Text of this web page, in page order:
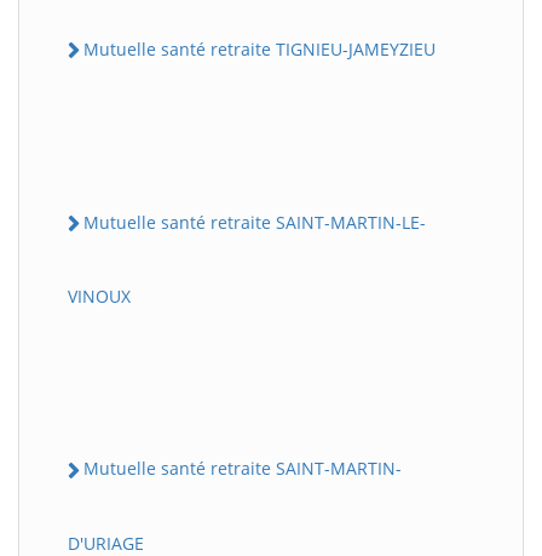
Mutuelle santé retraite TIGNIEU-JAMEYZIEU
Mutuelle santé retraite SAINT-MARTIN-LE-
VINOUX
Mutuelle santé retraite SAINT-MARTIN-
D'URIAGE